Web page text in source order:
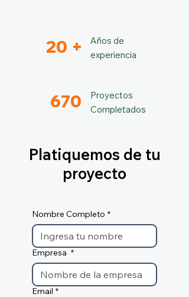
20 +
Años de
experiencia
670
Proyectos
Completados
Platiquemos de tu
proyecto
Nombre Completo *
Empresa *
Email *